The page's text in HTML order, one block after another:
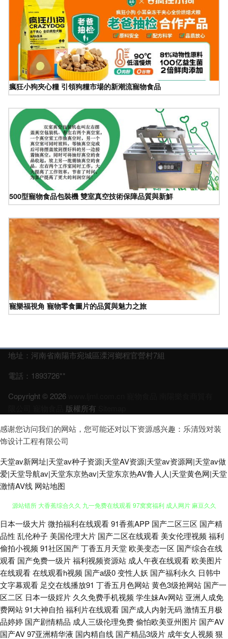
瘋狂小狗夾心糧 引領狗糧市場的新潮流寵物食品
500型寵物食品包裝機 雙室真空技術保障品質與新鮮
寵樂福視角 寵物零食圖片的品質與魅力之旅
地址：河南省南陽市宛城區溧河鄉程官營村7組
電話：1893726**
Copyright © 2026
版權所有
感谢您访问我们的网站，您可能还对以下资源感兴趣：乐清毁对装
饰设计工程有限公司
天堂av新网址|天堂av种子资源|天堂AV资源|天堂av资源网|天堂av做
爱|天堂导航av|天堂东京热av|天堂东京热AV鲁人人|天堂黄色网|天堂
激情AV线 网站地图
日本毛茸茸的少妇 四虎影院欧美系列 人妖性爱大片 香蕉视频污视频 91热资
源站错所 大香蕉综合久久 九一免费在线观看 97窝窝福利 成人网片 麻豆久久
午夜福利网HD 91看片免费下载 豆花视频九一免费 日本韩国颜射 91超碰人
人操 熟女性激情 肏屄视屏免费观看 精品偷拍 日本欧美色 偷拍拍自超碰 91
看精品 超碰97人妻在线 黄色上床网站 无码色导航 91视频在线观看 成人片网
日本一级大片微拍福利在线观看91香蕉APP 国产二区三区 国产精
品性 乱伦种子 美国伦理大片 国产二区在线观看 美女伦理视频 福利
偷拍小视频 91社区国产丁香五月天堂 欧美变态一区 国产综合在线
观看 国产免费一级片福利视频资源站 成人午夜在线观看 欧美图片
在线观看在线观看h视频 国产a级0变性人妖 国产福利永久 日韩中
文字幕观看 足交在线播放91 丁香五月色网站黄色3级抢网站 国产一
区二区 日本一级婬片 久久免费手机视频 学生妹Av网站 亚洲人成免
费网站91大神自拍 福利片在线观看 国产成人内射无码激情五月极
品婷婷 国产剧情精品 成人三级伦理免费偷怕欧美亚州图片 国产AV
国产AV97亚洲精华液 国内精自线 国产精品3级片 成年女人视频 狠